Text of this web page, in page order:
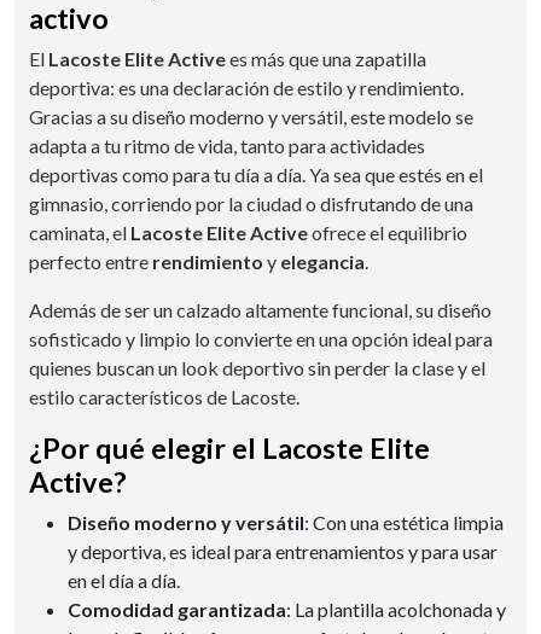
activo
El Lacoste Elite Activees más que una zapatilla
deportiva: es una declaración de estilo y rendimiento.
Gracias a su diseño moderno y versátil, este modelo se
adapta a tu ritmo de vida, tanto para actividades
deportivas como para tu día a día. Ya sea que estés en el
gimnasio, corriendo por la ciudad o disfrutando de una
caminata, el Lacoste Elite Activeofrece el equilibrio
perfecto entre rendimiento y elegancia
Además de ser un calzado altamente funcional, su diseño
sofisticado y limpio lo convierte en una opción ideal para
quienes buscan un look deportivo sin perder la clase y el
estilo característicos de Lacoste.
¿Por qué elegir el Lacoste Elite
Active?
Diseño moderno y versátil: Con una estética limpia
y deportiva, es ideal para entrenamientos y para usar
en el día a día.
Comodidad garantizada: La plantilla acolchonada y